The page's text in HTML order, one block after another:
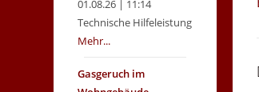
01.08.26 | 11:14
Technische Hilfeleistung
Mehr...
Gasgeruch im